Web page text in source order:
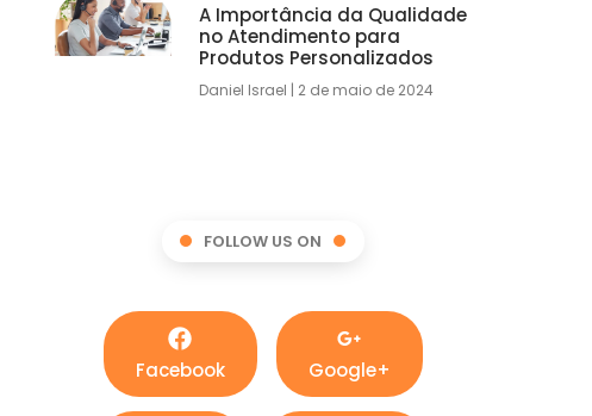
A Importância da Qualidade
no Atendimento para
Produtos Personalizados
Daniel Israel 2 de maio de 2024
FOLLOW US ON
Facebook Google+